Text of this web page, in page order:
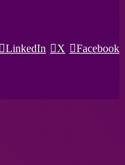
Facebook
X
LinkedIn